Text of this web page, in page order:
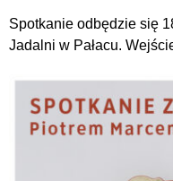
Spotkanie odbędzie się
Jadalni w Pałacu.